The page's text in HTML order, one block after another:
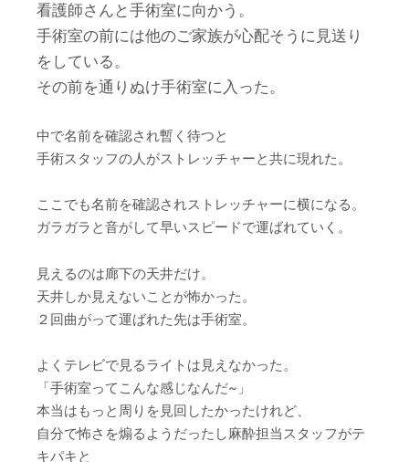
看護師さんと手術室に向かう。
手術室の前には他のご家族が心配そうに見送り
をしている。
その前を通りぬけ手術室に入った。
中で名前を確認され暫く待つと
手術スタッフの人がストレッチャーと共に現れた。
ここでも名前を確認されストレッチャーに横になる。
ガラガラと音がして早いスピードで運ばれていく。
見えるのは廊下の天井だけ。
天井しか見えないことが怖かった。
２回曲がって運ばれた先は手術室。
よくテレビで見るライトは見えなかった。
「手術室ってこんな感じなんだ~」
本当はもっと周りを見回したかったけれど、
自分で怖さを煽るようだったし麻酔担当スタッフがテ
キパキと